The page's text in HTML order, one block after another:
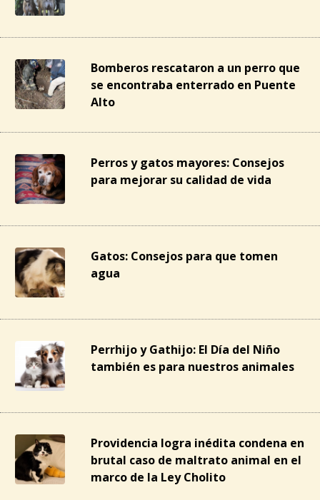
Bomberos rescataron a un perro que
se encontraba enterrado en Puente
Alto
Perros y gatos mayores: Consejos
para mejorar su calidad de vida
Gatos: Consejos para que tomen
agua
Perrhijo y Gathijo: El Día del Niño
también es para nuestros animales
Providencia logra inédita condena en
brutal caso de maltrato animal en el
marco de la Ley Cholito